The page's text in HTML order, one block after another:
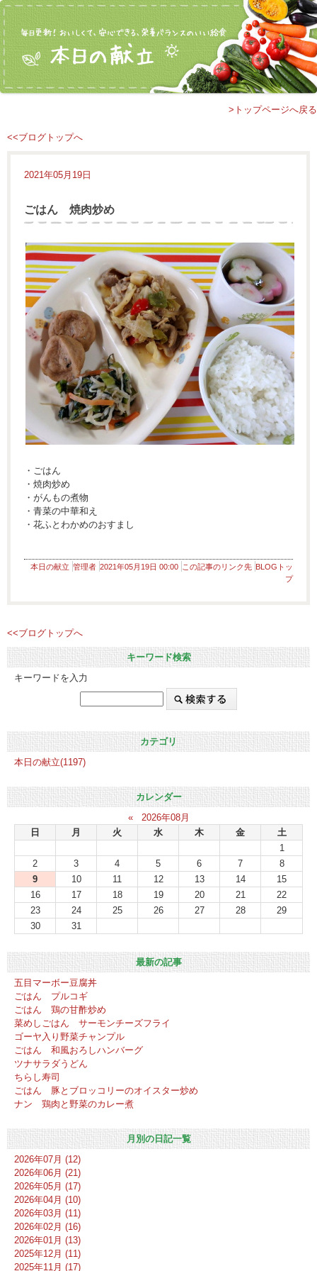
>トップページへ戻る
<<ブログトップへ
2021年05月19日
ごはん 焼肉炒め
・ごはん
・焼肉炒め
・がんもの煮物
・青菜の中華和え
・花ふとわかめのおすまし
本日の献立 管理者 2021年05月19日 00:00 この記事のリンク先 BLOGトッ
プ
<<ブログトップへ
キーワード検索
キーワードを入力
カテゴリ
本日の献立(1197)
カレンダー
«
2026年08月
日
月 火 水 木 金
土
1
2
3 4 5 6 7
8
9
10 11 12 13 14
15
16
17 18 19 20 21
22
23
24 25 26 27 28
29
30
31
最新の記事
五目マーボー豆腐丼
ごはん プルコギ
ごはん 鶏の甘酢炒め
菜めしごはん サーモンチーズフライ
ゴーヤ入り野菜チャンプル
ごはん 和風おろしハンバーグ
ツナサラダうどん
ちらし寿司
ごはん 豚とブロッコリーのオイスター炒め
ナン 鶏肉と野菜のカレー煮
月別の日記一覧
2026年07月 (12)
2026年06月 (21)
2026年05月 (17)
2026年04月 (10)
2026年03月 (11)
2026年02月 (16)
2026年01月 (13)
2025年12月 (11)
2025年11月 (17)